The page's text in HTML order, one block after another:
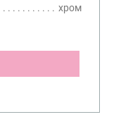
хром